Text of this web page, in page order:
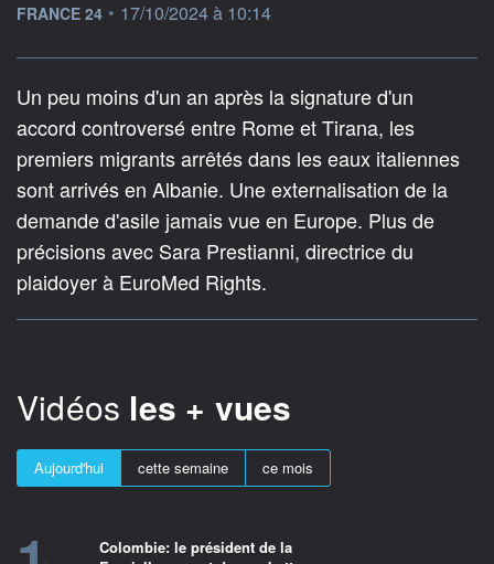
information fournie par
FRANCE 24 • 17/10/2024 à 10:14
Un peu moins d'un an après la signature d'un
accord controversé entre Rome et Tirana, les
premiers migrants arrêtés dans les eaux italiennes
sont arrivés en Albanie. Une externalisation de la
demande d'asile jamais vue en Europe. Plus de
précisions avec Sara Prestianni, directrice du
plaidoyer à EuroMed Rights.
Vidéos les + vues
Aujourd'hui cette semaine ce mois
Colombie: le président de la